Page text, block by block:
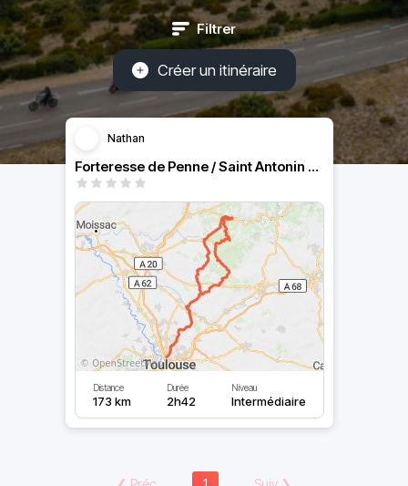
Filtrer
Créer un itinéraire
Nathan
Forteresse de Penne / Saint Antonin Noble Val
Distance
173 km
Durée
2h42
Niveau
Intermédiaire